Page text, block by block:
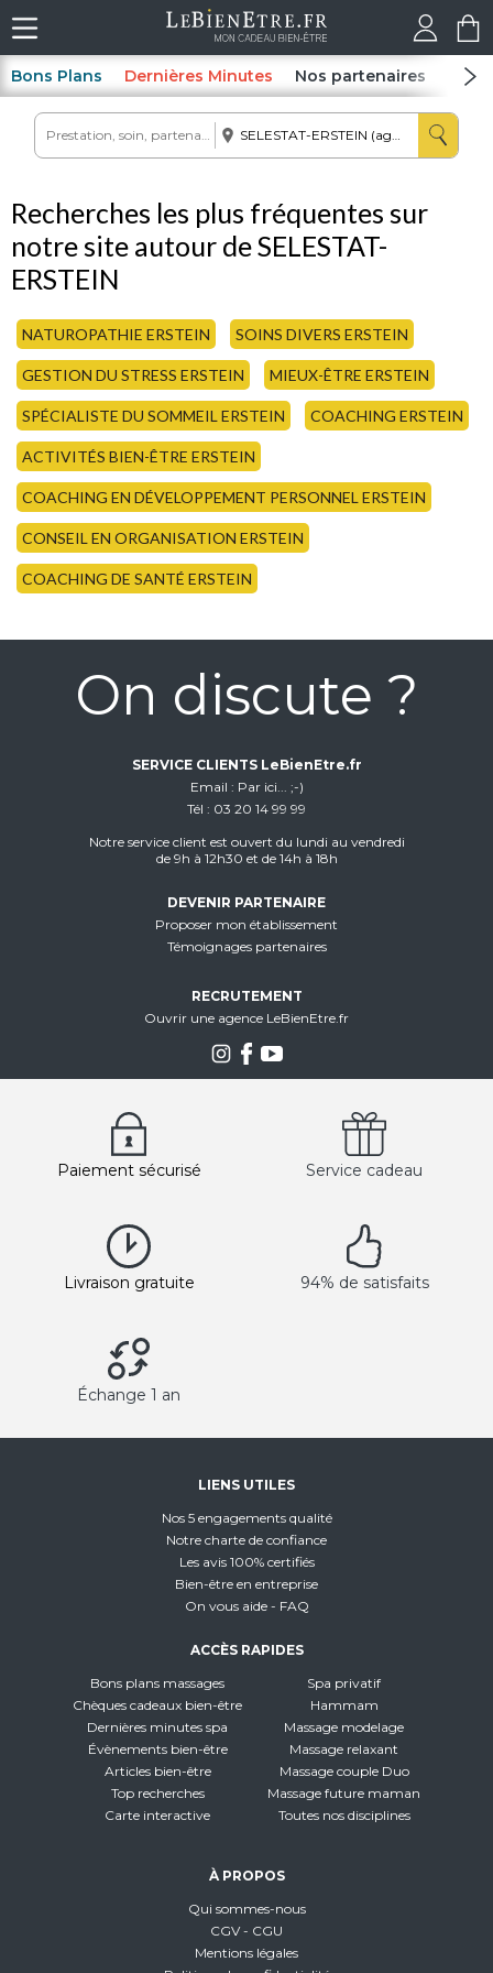
Bons Plans Dernières Minutes Nos partenaires Spas
Recherches les plus fréquentes sur
notre site autour de SELESTAT-
ERSTEIN
NATUROPATHIE ERSTEIN SOINS DIVERS ERSTEIN
GESTION DU STRESS ERSTEIN MIEUX-ÊTRE ERSTEIN
SPÉCIALISTE DU SOMMEIL ERSTEIN COACHING ERSTEIN
ACTIVITÉS BIEN-ÊTRE ERSTEIN
COACHING EN DÉVELOPPEMENT PERSONNEL ERSTEIN
CONSEIL EN ORGANISATION ERSTEIN
COACHING DE SANTÉ ERSTEIN
On discute ?
SERVICE CLIENTS LeBienEtre.fr
Email
Par ici... ;-)
Tél
03 20 14 99 99
Notre service client est ouvert du lundi au vendredi
de 9h à 12h30 et de 14h à 18h
DEVENIR PARTENAIRE
Proposer mon établissement
Témoignages partenaires
RECRUTEMENT
Ouvrir une agence LeBienEtre.fr
Paiement sécurisé Service cadeau
Livraison gratuite 94% de satisfaits
Échange 1 an
LIENS UTILES
Nos 5 engagements qualité
Notre charte de confiance
Les avis 100% certifiés
Bien-être en entreprise
On vous aide - FAQ
ACCÈS RAPIDES
Bons plans massages
Chèques cadeaux bien-être
Dernières minutes spa
Évènements bien-être
Articles bien-être
Top recherches
Carte interactive
Spa privatif
Hammam
Massage modelage
Massage relaxant
Massage couple Duo
Massage future maman
Toutes nos disciplines
À PROPOS
Qui sommes-nous
CGV - CGU
Mentions légales